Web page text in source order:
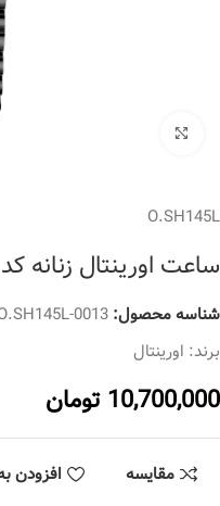
O.SH145L
ساعت اورینتال زنانه کد O.SH145L-0013
شناسه محصول:0013
برند: اورینتال
10,700,000 تومان
مقایسه افزودن